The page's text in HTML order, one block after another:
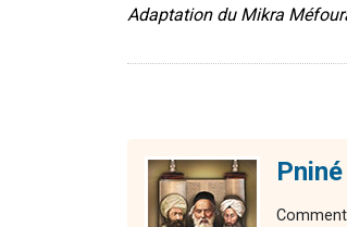
Adaptation du Mikra